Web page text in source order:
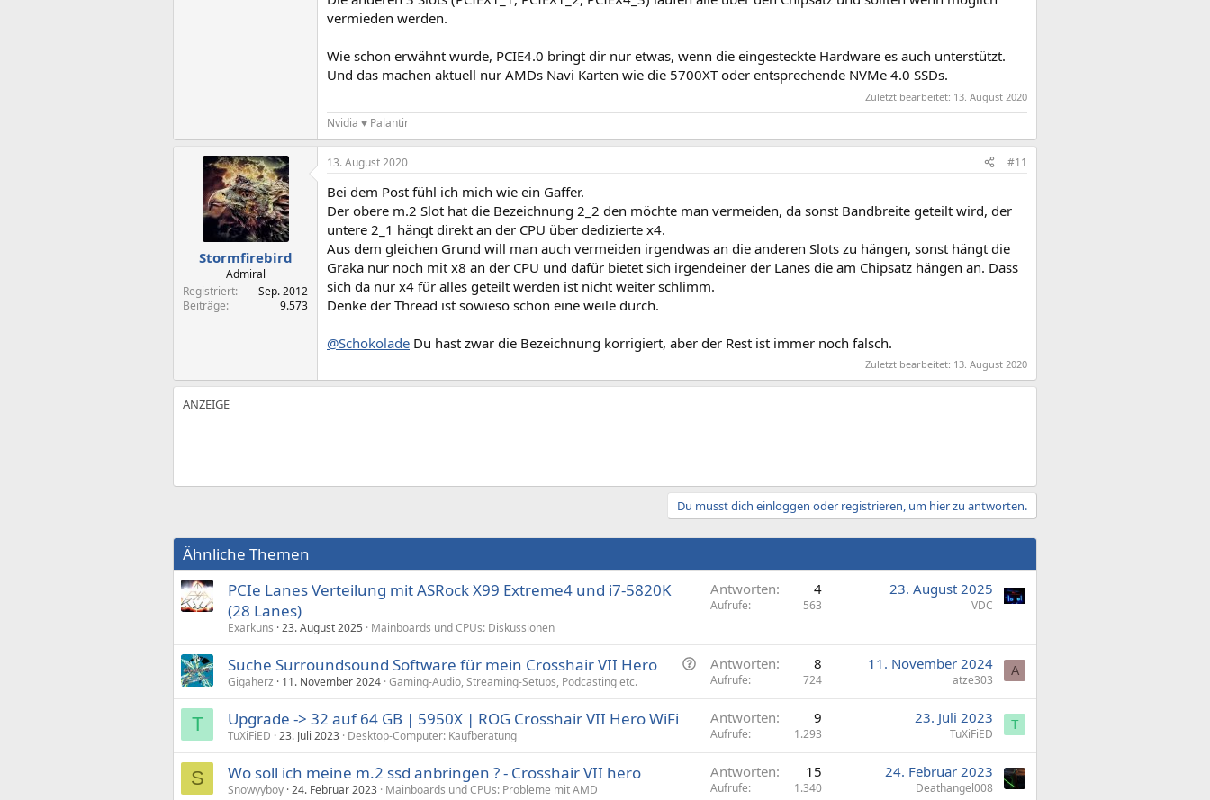
vermieden werden.
Wie schon erwähnt wurde, PCIE4.0 bringt dir nur etwas, wenn die eingesteckte Hardware es auch unterstützt.
Und das machen aktuell nur AMDs Navi Karten wie die 5700XT oder entsprechende NVMe 4.0 SSDs.
Zuletzt bearbeitet: 13. August 2020
Nvidia ♥️ Palantir
Stormfirebird
Admiral
Registriert
Sep. 2012
Beiträge
9.573
13. August 2020 #11
Bei dem Post fühl ich mich wie ein Gaffer.
Der obere m.2 Slot hat die Bezeichnung 2_2 den möchte man vermeiden, da sonst Bandbreite geteilt wird, der
untere 2_1 hängt direkt an der CPU über dedizierte x4.
Aus dem gleichen Grund will man auch vermeiden irgendwas an die anderen Slots zu hängen, sonst hängt die
Graka nur noch mit x8 an der CPU und dafür bietet sich irgendeiner der Lanes die am Chipsatz hängen an. Dass
sich da nur x4 für alles geteilt werden ist nicht weiter schlimm.
Denke der Thread ist sowieso schon eine weile durch.
@Schokolade Du hast zwar die Bezeichnung korrigiert, aber der Rest ist immer noch falsch.
Zuletzt bearbeitet: 13. August 2020
Du musst dich einloggen oder registrieren, um hier zu antworten.
Ähnliche Themen
PCIe Lanes Verteilung mit ASRock X99 Extreme4 und i7-5820K
(28 Lanes)
Exarkuns 23. August 2025 Mainboards und CPUs: Diskussionen
Antworten 4
Aufrufe 563
23. August 2025
VDC
F
a
Suche Surroundsound Software für mein Crosshair VII Hero
Gigaherz 11. November 2024 Gaming-Audio, Streaming-Setups, Podcasting etc.
Antworten 8
Aufrufe 724
11. November 2024
atze303
A
T Upgrade -> 32 auf 64 GB | 5950X | ROG Crosshair VII Hero WiFi
TuXiFiED 23. Juli 2023 Desktop-Computer: Kaufberatung
Antworten 9
Aufrufe 1.293
23. Juli 2023
TuXiFiED
T
S Wo soll ich meine m.2 ssd anbringen ? - Crosshair VII hero
Snowyyboy 24. Februar 2023 Mainboards und CPUs: Probleme mit AMD
Antworten 15
Aufrufe 1.340
24. Februar 2023
Deathangel008